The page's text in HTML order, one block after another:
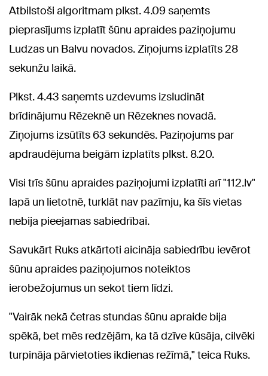
Atbilstoši algoritmam plkst. 4.09 saņemts
pieprasījums izplatīt šūnu apraides paziņojumu
Ludzas un Balvu novados. Ziņojums izplatīts 28
sekunžu laikā.
Plkst. 4.43 saņemts uzdevums izsludināt
brīdinājumu Rēzeknē un Rēzeknes novadā.
Ziņojums izsūtīts 63 sekundēs. Paziņojums par
apdraudējuma beigām izplatīts plkst. 8.20.
Visi trīs šūnu apraides paziņojumi izplatīti arī "112.lv"
lapā un lietotnē, turklāt nav pazīmju, ka šīs vietas
nebija pieejamas sabiedrībai.
Savukārt Ruks atkārtoti aicināja sabiedrību ievērot
šūnu apraides paziņojumos noteiktos
ierobežojumus un sekot tiem līdzi.
"Vairāk nekā četras stundas šūnu apraide bija
spēkā, bet mēs redzējām, ka tā dzīve kūsāja, cilvēki
turpināja pārvietoties ikdienas režīmā," teica Ruks.